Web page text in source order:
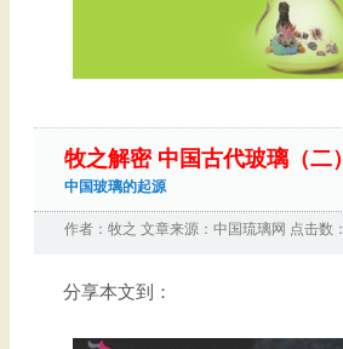
牧之解密 中国古代玻璃（二）
中国玻璃的起源
作者： 牧之 文章来源： 中国琉璃网 点击数：
分享本文到：